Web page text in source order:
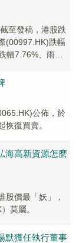
至發稿，港股跌
(00997.HK)跌幅
幅7.76%、雨潤
公佈，於
復買賣。
海高新資源怎麽
股價最「妖」，
莫屬。
默獲任執行董事